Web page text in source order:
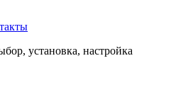
установка, настройка